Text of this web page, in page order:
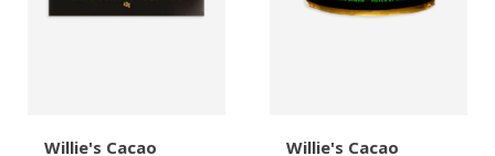
Willie's Cacao Willie's Cacao